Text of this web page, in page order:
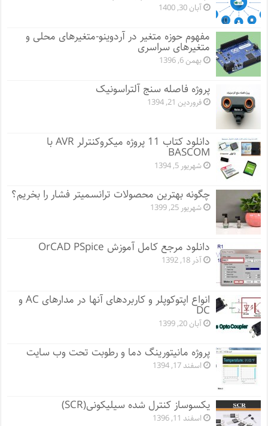
آبان 30, 1400
مفهوم حوزه متغیر در آردوینو-متغیرهای محلی و
متغیرهای سراسری
بهمن 6, 1396
پروژه فاصله سنج آلتراسونیک
فروردین 21, 1394
دانلود کتاب 11 پروژه میکروکنترلر AVR با
BASCOM
شهریور 5, 1394
چگونه بهترین محصولات ترانسمیتر فشار را بخریم؟
شهریور 25, 1399
دانلود مرجع کامل آموزش OrCAD PSpice
آذر 18, 1392
انواع اپتوکوپلر و کاربردهای آنها در مدارهای AC و
DC
آبان 20, 1399
پروژه مانيتورينگ دما و رطوبت تحت وب سایت
اسفند 17, 1394
یکسوساز کنترل شده سیلیکونی(SCR)
اسفند 11, 1396